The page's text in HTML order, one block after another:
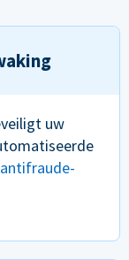
uw
antifraude-